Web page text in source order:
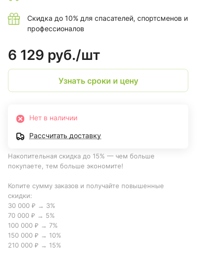
Скидка до 10% для спасателей, спортсменов и
профессионалов
6 129 руб./шт
Узнать сроки и цену
Нет в наличии
Рассчитать доставку
Накопительная скидка до 15% — чем больше
покупаете, тем больше экономите!
Копите сумму заказов и получайте повышенные
скидки:
30 000 ₽ → 3%
70 000 ₽ → 5%
100 000 ₽ → 7%
150 000 ₽ → 10%
210 000 ₽ → 15%